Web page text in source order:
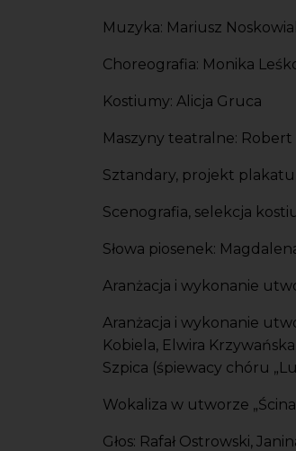
Muzyka: Mariusz
Choreografia: Monika
Kostiumy: Alicja Gruca
Maszyny teatralne:
Sztandary, projekt
Scenografia, selekcja
Słowa piosenek:
Aranżacja i wykonanie
Aranżacja i wykonanie
Kobiela, Elwira
Szpica (śpiewacy chóru
Wokaliza w utworze
Głos: Rafał Ostrowski,